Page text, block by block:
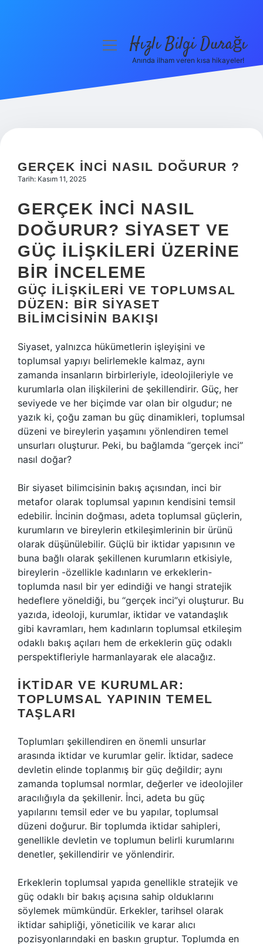
Hakkımızda
menüyüHızlı Bilgi Durağı
Anında ilham veren kısa hikayeler!
GERÇEK INCI NASIL DOĞURUR ?
Tarih: Kasım 11, 2025
GERÇEK İNCI NASIL
DOĞURUR? SIYASET VE
GÜÇ İLIŞKILERI ÜZERINE
BIR İNCELEME
GÜÇ İLIŞKILERI VE TOPLUMSAL
DÜZEN: BIR SIYASET
BILIMCISININ BAKIŞI
Siyaset, yalnızca hükümetlerin işleyişini ve
toplumsal yapıyı belirlemekle kalmaz, aynı
zamanda insanların birbirleriyle, ideolojileriyle ve
kurumlarla olan ilişkilerini de şekillendirir. Güç, her
seviyede ve her biçimde var olan bir olgudur; ne
yazık ki, çoğu zaman bu güç dinamikleri, toplumsal
düzeni ve bireylerin yaşamını yönlendiren temel
unsurları oluşturur. Peki, bu bağlamda “gerçek inci”
nasıl doğar?
Bir siyaset bilimcisinin bakış açısından, inci bir
metafor olarak toplumsal yapının kendisini temsil
edebilir. İncinin doğması, adeta toplumsal güçlerin,
kurumların ve bireylerin etkileşimlerinin bir ürünü
olarak düşünülebilir. Güçlü bir iktidar yapısının ve
buna bağlı olarak şekillenen kurumların etkisiyle,
bireylerin -özellikle kadınların ve erkeklerin-
toplumda nasıl bir yer edindiği ve hangi stratejik
hedeflere yöneldiği, bu “gerçek inci”yi oluşturur. Bu
yazıda, ideoloji, kurumlar, iktidar ve vatandaşlık
gibi kavramları, hem kadınların toplumsal etkileşim
odaklı bakış açıları hem de erkeklerin güç odaklı
perspektifleriyle harmanlayarak ele alacağız.
İKTIDAR VE KURUMLAR:
TOPLUMSAL YAPININ TEMEL
TAŞLARI
Toplumları şekillendiren en önemli unsurlar
arasında iktidar ve kurumlar gelir. İktidar, sadece
devletin elinde toplanmış bir güç değildir; aynı
zamanda toplumsal normlar, değerler ve ideolojiler
aracılığıyla da şekillenir. İnci, adeta bu güç
yapılarını temsil eder ve bu yapılar, toplumsal
düzeni doğurur. Bir toplumda iktidar sahipleri,
genellikle devletin ve toplumun belirli kurumlarını
denetler, şekillendirir ve yönlendirir.
Erkeklerin toplumsal yapıda genellikle stratejik ve
güç odaklı bir bakış açısına sahip olduklarını
söylemek mümkündür. Erkekler, tarihsel olarak
iktidar sahipliği, yöneticilik ve karar alıcı
pozisyonlarındaki en baskın gruptur. Toplumda en